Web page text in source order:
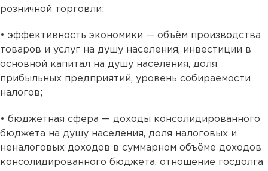
розничной торговли;
• эффективность экономики — объём производства
товаров и услуг на душу населения, инвестиции в
основной капитал на душу населения, доля
прибыльных предприятий, уровень собираемости
налогов;
• бюджетная сфера — доходы консолидированного
бюджета на душу населения, доля налоговых и
неналоговых доходов в суммарном объёме доходов
консолидированного бюджета, отношение госдолга